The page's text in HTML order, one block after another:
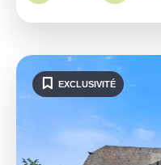
EXCLUSIVITÉ